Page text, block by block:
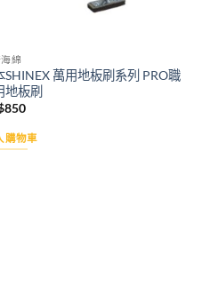
綿
SHINEX 萬用地板刷系列 PRO職
地板刷
850
購物車